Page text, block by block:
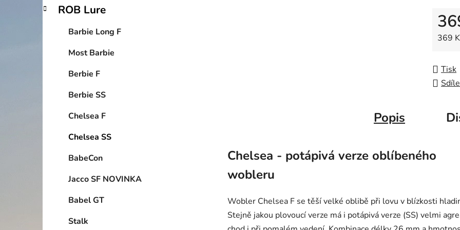
p
ROB Lure
Barbie Long F
Most Barbie
Berbie F
Berbie SS
Chelsea F
Chelsea SS
BabeCon
Jacco SF NOVINKA
Babel GT
Stalk
369
Tisk
Popis
Chelsea - potápivá verze oblíbeného
wobleru
Wobler Chelsea F se těší velké oblibě při lovu v blízkosti
Stejně jakou plovoucí verze má i potápivá verze (SS) velmi